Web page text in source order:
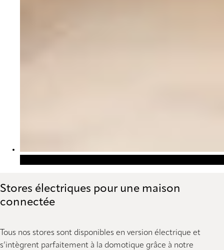
Stores électriques pour une maison
connectée
Tous nos stores sont disponibles en version électrique et
s’intègrent parfaitement à la domotique grâce à notre